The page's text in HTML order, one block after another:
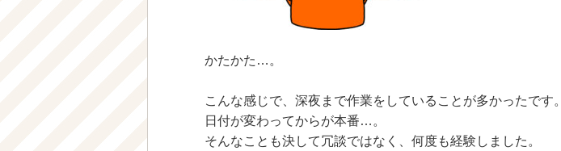
かたかた…。
こんな感じで、深夜まで作業をしていることが多かったです。
日付が変わってからが本番…。
そんなことも決して冗談ではなく、何度も経験しました。